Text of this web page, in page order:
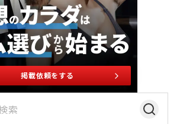
掲載依頼をする